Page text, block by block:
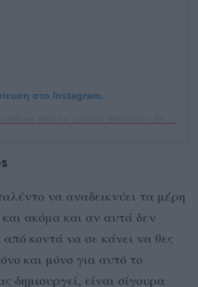
στο Instagram.
να αναδεικνύει τα μέρη
ακόμα και αν αυτά δεν
κοντά να σε κάνει να θες
και μόνο για αυτό το
δημιουργεί, είναι σίγουρα